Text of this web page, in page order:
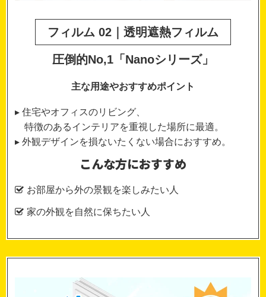
フィルム 02｜透明遮熱フィルム
圧倒的No,1「Nanoシリーズ」
主な用途やおすすめポイント
▸ 住宅やオフィスのリビング、
特徴のあるインテリアを重視した場所に最適。
▸ 外観デザインを損ないたくない場合におすすめ。
こんな方におすすめ
お部屋から外の景観を楽しみたい人
家の外観を自然に保ちたい人